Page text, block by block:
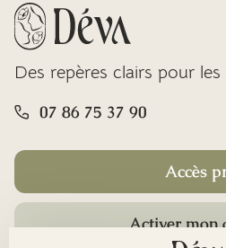
Des repères clairs pour
07 86 75 37 90
Accès
Activer mon